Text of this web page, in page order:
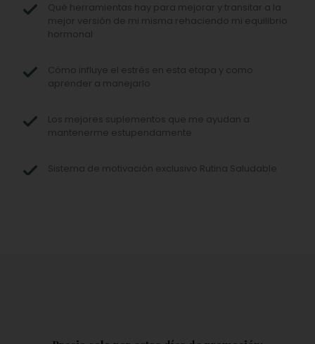
Qué herramientas hay para mejorar y transitar a la
mejor versión de mi misma rehaciendo mi equilibrio
hormonal
Cómo influye el estrés en esta etapa y como
aprender a manejarlo
Los mejores suplementos que me ayudan a
mantenerme estupendamente
Sistema de motivación exclusivo Rutina Saludable